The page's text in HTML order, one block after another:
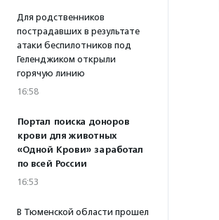
Для родственников
пострадавших в результате
атаки беспилотников под
Геленджиком открыли
горячую линию
16:58
Портал поиска доноров
крови для животных
«Одной Крови» заработал
по всей России
16:53
В Тюменской области прошел